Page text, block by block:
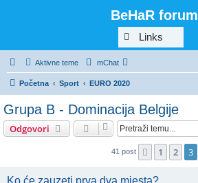
BeHaR forum
Links
Aktivne teme mChat
Početna Sport EURO 2020
Grupa B - Dominacija Belgije
Odgovori
41 post Prethodna
1 2 3
Ko će zauzeti prva dva mjesta?